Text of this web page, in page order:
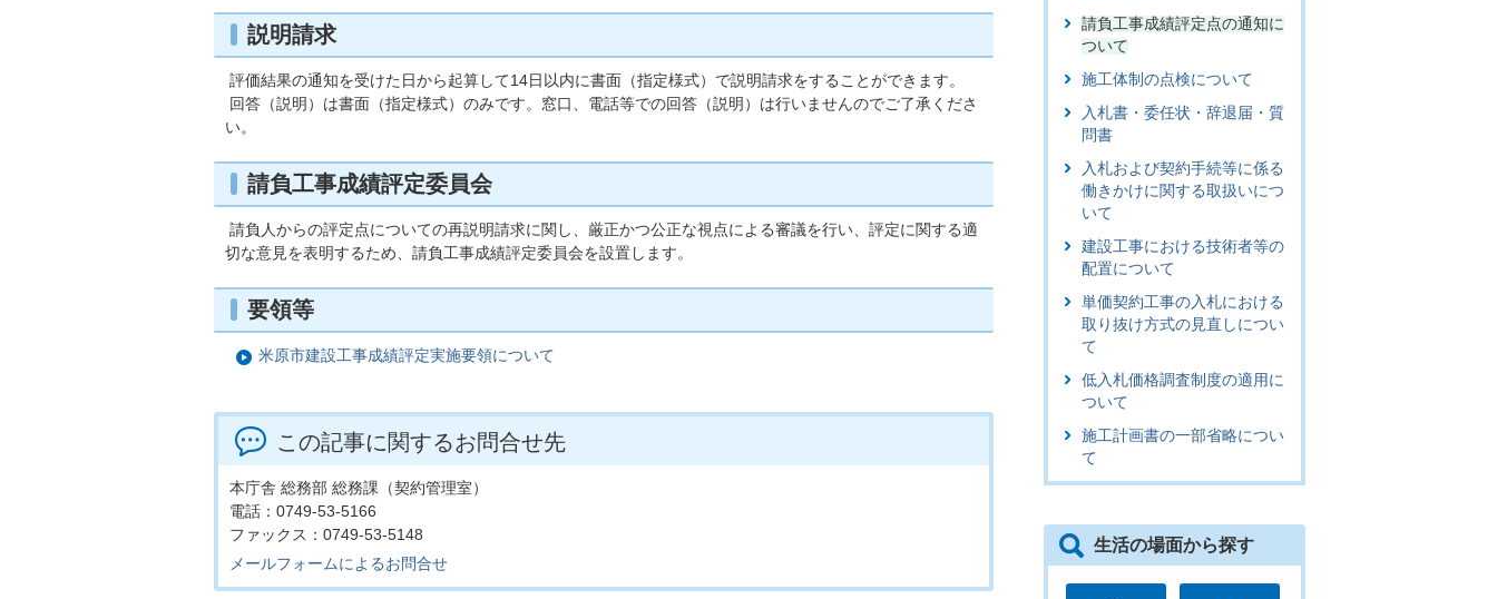
説明請求
評価結果の通知を受けた日から起算して14日以内に書面（指定様式）で説明請求をすることができます。
回答（説明）は書面（指定様式）のみです。窓口、電話等での回答（説明）は行いませんのでご了承くださ
い。
請負工事成績評定委員会
請負人からの評定点についての再説明請求に関し、厳正かつ公正な視点による審議を行い、評定に関する適
切な意見を表明するため、請負工事成績評定委員会を設置します。
要領等
米原市建設工事成績評定実施要領について
この記事に関するお問合せ先
本庁舎 総務部 総務課（契約管理室）
電話：0749-53-5166
ファックス：0749-53-5148
メールフォームによるお問合せ
請負工事成績評定点の通知に
ついて
施工体制の点検について
入札書・委任状・辞退届・質
問書
入札および契約手続等に係る
働きかけに関する取扱いにつ
いて
建設工事における技術者等の
配置について
単価契約工事の入札における
取り抜け方式の見直しについ
て
低入札価格調査制度の適用に
ついて
施工計画書の一部省略につい
て
生活の場面から探す